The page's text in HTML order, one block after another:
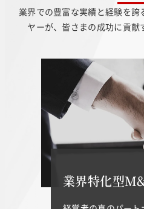
業界での豊富な実績と経験を
ヤーが、皆さまの成功に貢献
業界特化型